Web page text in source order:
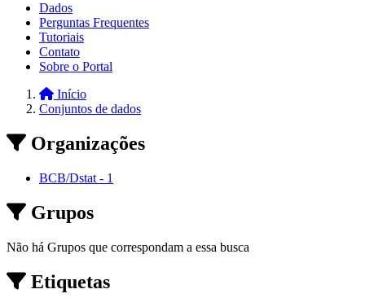
Dados
Perguntas Frequentes
Tutoriais
Contato
Sobre o Portal
Início
Conjuntos de dados
Organizações
BCB/Dstat - 1
Grupos
Não há Grupos que correspondam a essa busca
Etiquetas